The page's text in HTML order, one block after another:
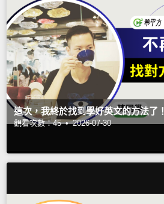
這次，我終於找到學好英文的方法了！
觀看次數：45 • 2026-07-30